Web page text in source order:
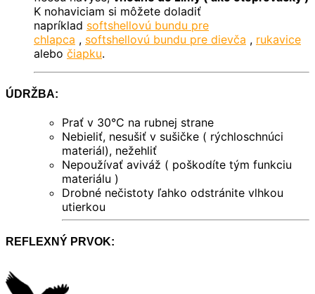
K nohaviciam si môžete doladiť
napríklad softshellovú bundu pre
chlapca , softshellovú bundu pre dievča , rukavice
alebo čiapku.
ÚDRŽBA:
Prať v 30°C na rubnej strane
Nebieliť, nesušiť v sušičke ( rýchloschnúci
materiál), nežehliť
Nepoužívať aviváž ( poškodíte tým funkciu
materiálu )
Drobné nečistoty ľahko odstránite vlhkou
utierkou
REFLEXNÝ PRVOK: